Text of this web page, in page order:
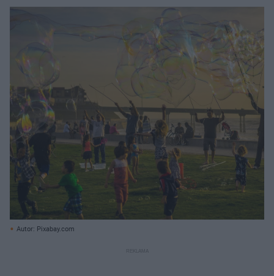
Autor: Pixabay.com